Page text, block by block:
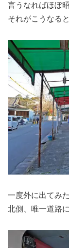
言うなればほぼ
それがこうなる
一度外に出てみた
北側、唯一道路